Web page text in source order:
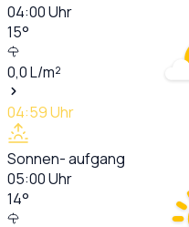
04:00Uhr
15°
0,0L/m²
04:59Uhr
Sonnen- aufgang
05:00Uhr
14°